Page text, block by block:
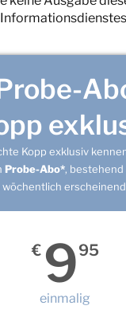
Kopp exklusiv
Probe-Abo*, bestehend
€ 995
einmalig